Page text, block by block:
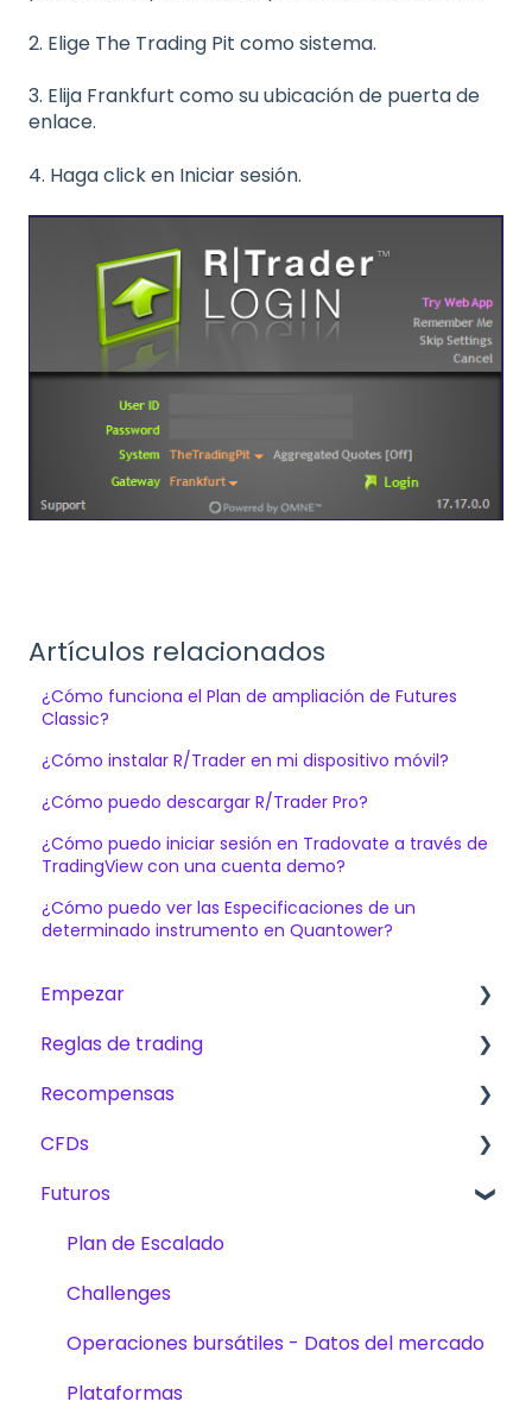
2. Elige The Trading Pit como sistema.
3. Elija Frankfurt como su ubicación de puerta de
enlace.
4. Haga click en Iniciar sesión.
Artículos relacionados
¿Cómo funciona el Plan de ampliación de Futures
Classic?
¿Cómo instalar R/Trader en mi dispositivo móvil?
¿Cómo puedo descargar R/Trader Pro?
¿Cómo puedo iniciar sesión en Tradovate a través de
TradingView con una cuenta demo?
¿Cómo puedo ver las Especificaciones de un
determinado instrumento en Quantower?
Empezar
Primeros pasos
The Trading Pit – Quiénes somos
Compras
Productos
Verificación de cuenta
Trading
Desafíos
Plan de Escalado
Reglas de trading
Reglas básicas para CFD, Futuros y Acciones
CFD
Futuros
Acciones
Recompensas
Comisiones
Métodos de recompensas
CFDs
Productos
Trading
Desafíos
Plataformas
Futuros
Plan de Escalado
Challenges
Operaciones bursátiles - Datos del mercado
Plataformas